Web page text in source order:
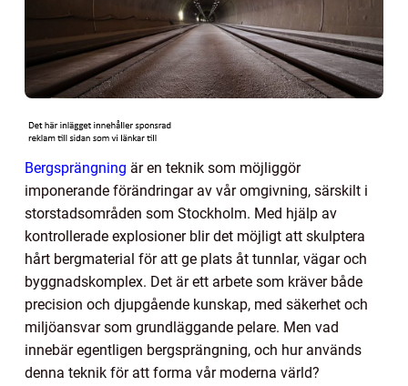
Bergsprängning är en teknik som möjliggör
imponerande förändringar av vår omgivning, särskilt i
storstadsområden som Stockholm. Med hjälp av
kontrollerade explosioner blir det möjligt att skulptera
hårt bergmaterial för att ge plats åt tunnlar, vägar och
byggnadskomplex. Det är ett arbete som kräver både
precision och djupgående kunskap, med säkerhet och
miljöansvar som grundläggande pelare. Men vad
innebär egentligen bergsprängning, och hur används
denna teknik för att forma vår moderna värld?